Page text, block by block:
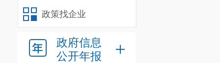
政策找企业
政府信息
公开年报